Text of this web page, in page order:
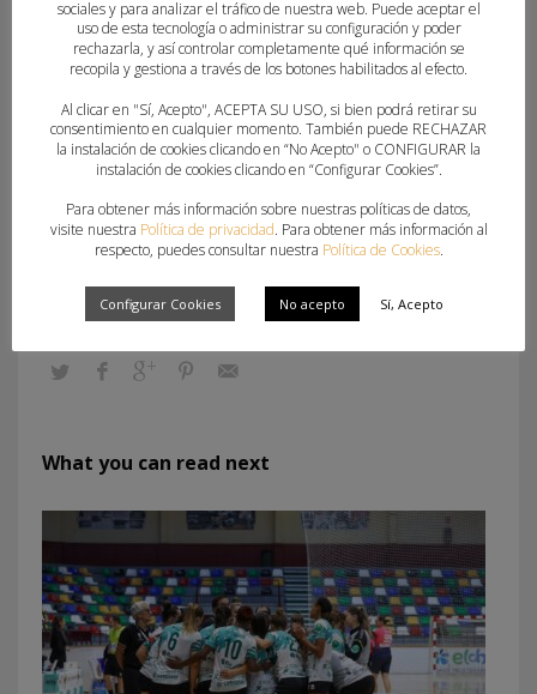
(Balonmano Morvedre), Lucía Trinidad
Bomaba (AtticGo Elche)
Extremo Izquierdo | Paula Lluch (Elda
Prestigio)
Pivote |Kelly N. Fonkeng (Replasa Beti-
Onak), Alicia Huertas (iKasa Boadilla),
Kadiditou Jallow (Caja Rural Aula Valladolid),
Libe Arruabarrena (Replasa Beti-Onak)
What you can read next
sociales y para analizar el tráfico de nuestra web. Puede aceptar el
uso de esta tecnología o administrar su configuración y poder
rechazarla, y así controlar completamente qué información se
recopila y gestiona a través de los botones habilitados al efecto.
Al clicar en "Sí, Acepto", ACEPTA SU USO, si bien podrá retirar su
consentimiento en cualquier momento. También puede RECHAZAR
la instalación de cookies clicando en “No Acepto" o CONFIGURAR la
instalación de cookies clicando en “Configurar Cookies”.
Para obtener más información sobre nuestras políticas de datos,
visite nuestra Política de privacidad. Para obtener más información al
respecto, puedes consultar nuestra Política de Cookies.
Configurar Cookies No acepto Sí, Acepto